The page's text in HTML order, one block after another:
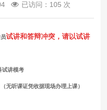
已访问：105 次
试讲和答辩冲突，请以试讲
试讲模考
无听课证凭收据现场办理上课）